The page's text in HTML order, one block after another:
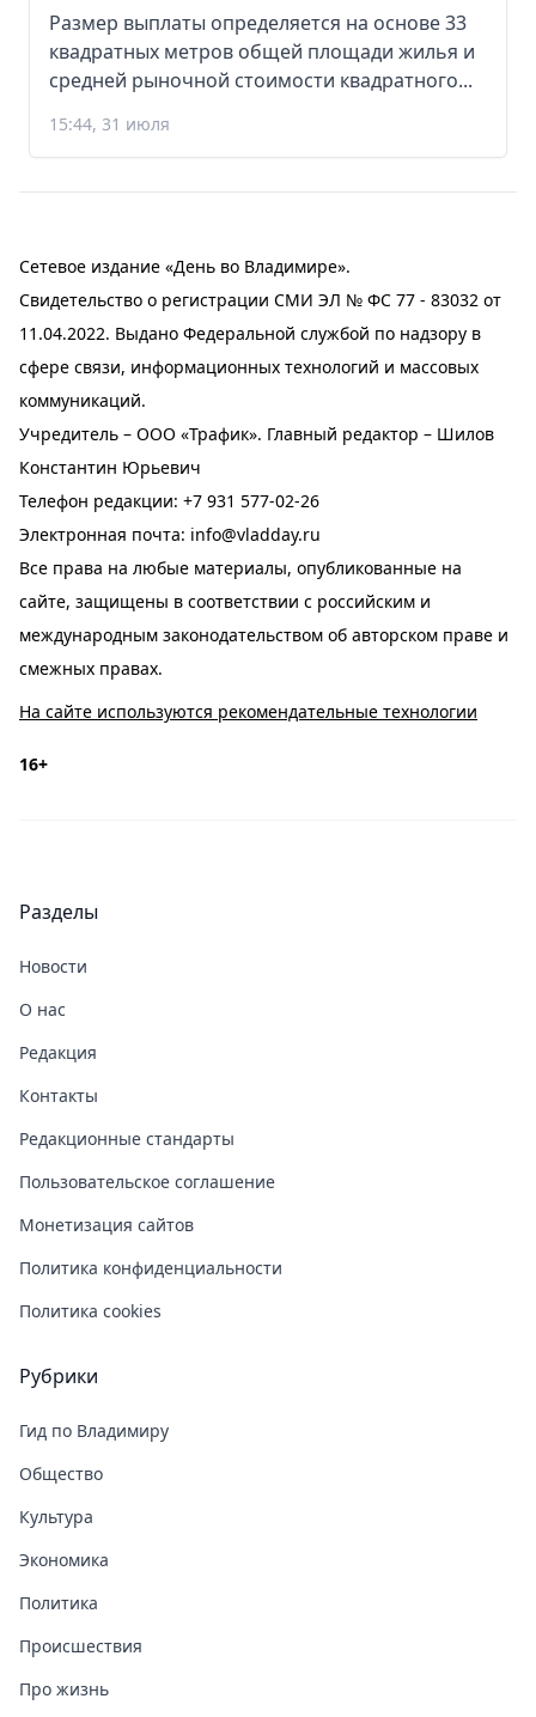
Размер выплаты определяется на основе 33
квадратных метров общей площади жилья и
средней рыночной стоимости квадратного...
15:44, 31 июля
Сетевое издание «День во Владимире».
Свидетельство о регистрации СМИ ЭЛ № ФС 77 - 83032 от
11.04.2022. Выдано Федеральной службой по надзору в
сфере связи, информационных технологий и массовых
коммуникаций.
Учредитель – ООО «Трафик». Главный редактор – Шилов
Константин Юрьевич
Телефон редакции: +7 931 577-02-26
Электронная почта: info@vladday.ru
Все права на любые материалы, опубликованные на
сайте, защищены в соответствии с российским и
международным законодательством об авторском праве и
смежных правах.
На сайте используются рекомендательные технологии
16+
Разделы
Новости
О нас
Редакция
Контакты
Редакционные стандарты
Пользовательское соглашение
Монетизация сайтов
Политика конфиденциальности
Политика cookies
Рубрики
Гид по Владимиру
Общество
Культура
Экономика
Политика
Происшествия
Про жизнь